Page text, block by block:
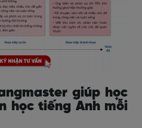
giúp học
học tiếng Anh mỗi